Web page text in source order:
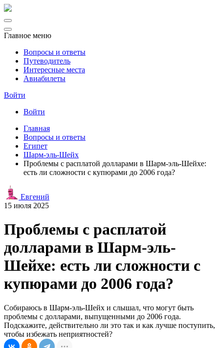
Главное меню
Вопросы и ответы
Путеводитель
Интересные места
Авиабилеты
Войти
Войти
Главная
Вопросы и ответы
Египет
Шарм-эль-Шейх
Проблемы с расплатой долларами в Шарм-эль-Шейхе:
есть ли сложности с купюрами до 2006 года?
Евгений
15 июля 2025
Проблемы с расплатой
долларами в Шарм-эль-
Шейхе: есть ли сложности с
купюрами до 2006 года?
Собираюсь в Шарм-эль-Шейх и слышал, что могут быть
проблемы с долларами, выпущенными до 2006 года.
Подскажите, действительно ли это так и как лучше поступить,
чтобы избежать неприятностей?